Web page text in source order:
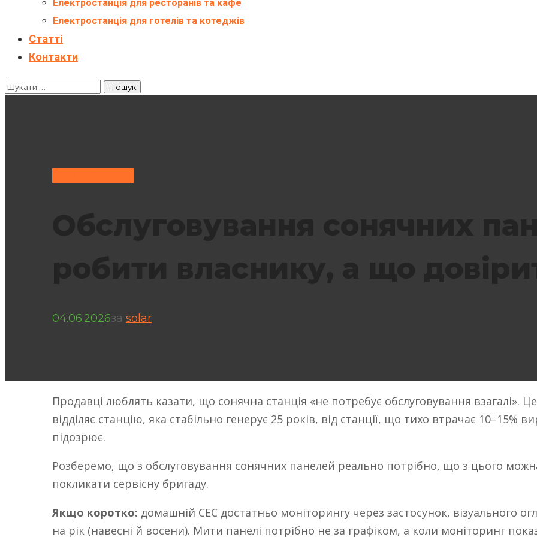
Електростанція для ресторанів та кафе
Електростанція для готелів та котеджів
Статті
Контакти
04.06.2026за solar
Продавці люблять казати, що сонячна станція «не потребує обслуговування взагалі».
відділяє станцію, яка стабільно генерує 25 років, від станції, що тихо втрачає 10–15%
підозрює.
Розберемо, що з обслуговування сонячних панелей реально потрібно, що з цього
покликати сервісну бригаду.
Якщо коротко: домашній СЕС достатньо моніторингу через застосунок, візуального
на рік (навесні й восени). Мити панелі потрібно не за графіком, а коли моніторинг